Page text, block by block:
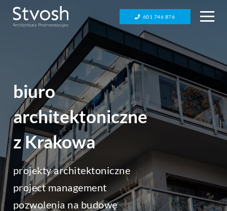
601 746 876
biuro
architektoniczne
z Krakowa
projekty architektoniczne
project management
pozwolenia na budowę